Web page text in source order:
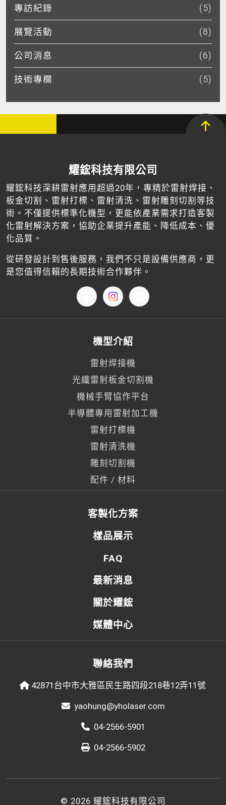
專訪紀錄 (5)
展覽活動 (8)
公司消息 (6)
技術專欄 (5)
耀鋐科技有限公司
耀鋐科技深耕雷射應用超過20年，專精於雷射焊接、
板金切割、雷射打標、雷射清洗、雷射雕刻切割等技
術。不僅提供標準化機型，更能依產業需求打造客製
化雷射解決方案，協助企業提升產能、降低成本、優
化品質。
從研發設計到售後服務，我們不只是設備供應商，更
是您值得信賴的長期技術合作夥伴。
機型介紹
雷射焊接機
光纖雷射板金切割機
機械手臂協作平台
半導體專用雷射加工機
雷射打標機
雷射清洗機
雕刻切割機
配件 / 材料
客製化方案
樣品展示
FAQ
最新消息
關於耀鋐
媒體中心
聯絡我們
42871台中市大雅區民生路四段218巷12弄11號
yaohung@yholaser.com
04-2566-5901
04-2566-5902
© 2026 耀鋐科技有限公司